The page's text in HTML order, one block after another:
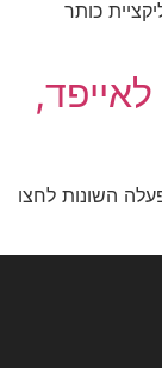
כותר
השונות לחצו